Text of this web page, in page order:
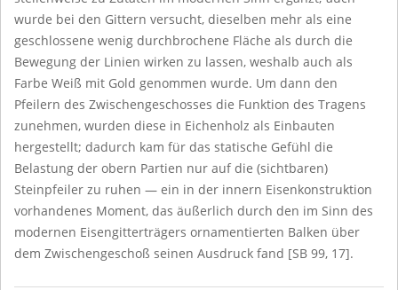
wurde bei den Gittern versucht, dieselben mehr als eine
geschlossene wenig durchbrochene Fläche als durch die
Bewegung der Linien wirken zu lassen, weshalb auch als
Farbe Weiß mit Gold genommen wurde. Um dann den
Pfeilern des Zwischengeschosses die Funktion des Tragens
zunehmen, wurden diese in Eichenholz als Einbauten
hergestellt; dadurch kam für das statische Gefühl die
Belastung der obern Partien nur auf die (sichtbaren)
Steinpfeiler zu ruhen — ein in der innern Eisenkonstruktion
vorhandenes Moment, das äußerlich durch den im Sinn des
modernen Eisengitterträgers ornamentierten Balken über
dem Zwischengeschoß seinen Ausdruck fand [SB 99, 17].